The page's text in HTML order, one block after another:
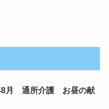
8月 通所介護 お昼の献